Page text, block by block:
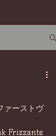
ァーストヴ
Frizzante